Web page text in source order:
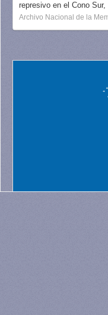
represivo en el Cono
Archivo Nacional de la